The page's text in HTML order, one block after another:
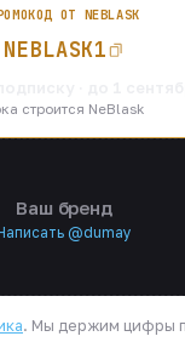
ОТ NEBLASK
NEBLASK1
строится NeBlask
Ваш бренд
@dumay
. Мы держим цифры